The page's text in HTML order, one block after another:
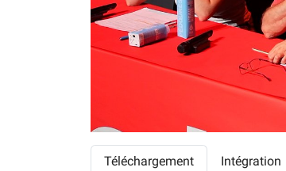
Téléchargement Intégration